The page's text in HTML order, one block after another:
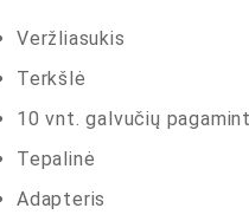
Veržliasukis
Terkšlė
10 vnt. galvučių
Tepalinė
Adapteris